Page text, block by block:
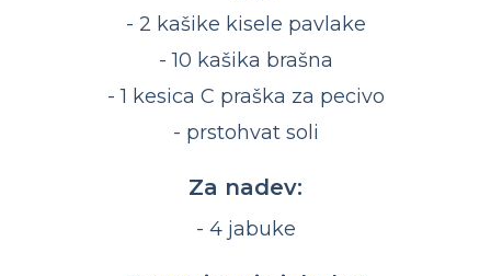
- 2 kašike kisele pavlake
- 10 kašika brašna
- 1 kesica C praška za pecivo
- prstohvat soli
Za nadev:
- 4 jabuke